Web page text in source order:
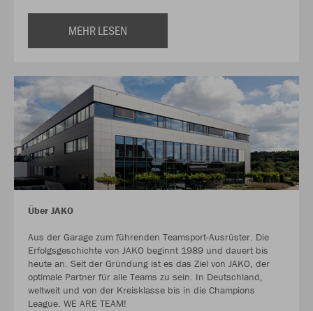
MEHR LESEN
Über JAKO
Aus der Garage zum führenden Teamsport-Ausrüster. Die
Erfolgsgeschichte von JAKO beginnt 1989 und dauert bis
heute an. Seit der Gründung ist es das Ziel von JAKO, der
optimale Partner für alle Teams zu sein. In Deutschland,
weltweit und von der Kreisklasse bis in die Champions
League. WE ARE TEAM!